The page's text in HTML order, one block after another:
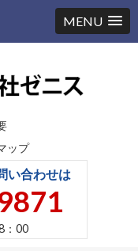
MENU
ップ
い合わせは
：00